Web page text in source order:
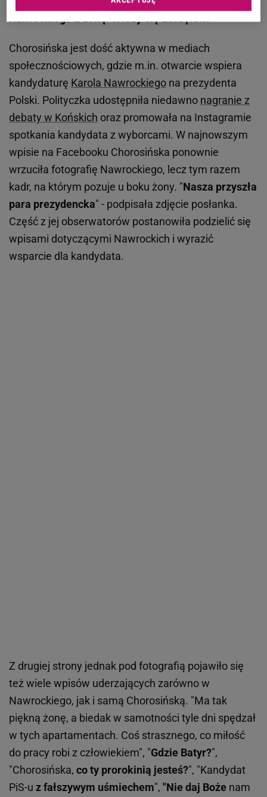
Nawrockiego z żoną. Wtedy się zaczęło...
Chorosińska jest dość aktywna w mediach
społecznościowych, gdzie m.in. otwarcie wspiera
kandydaturę Karola Nawrockiego na prezydenta
Polski. Polityczka udostępniła niedawno nagranie z
debaty w Końskich oraz promowała na Instagramie
spotkania kandydata z wyborcami. W najnowszym
wpisie na Facebooku Chorosińska ponownie
wrzuciła fotografię Nawrockiego, lecz tym razem
kadr, na którym pozuje u boku żony. "Nasza przyszła
para prezydencka" - podpisała zdjęcie posłanka.
Część z jej obserwatorów postanowiła podzielić się
wpisami dotyczącymi Nawrockich i wyrazić
wsparcie dla kandydata.
Z drugiej strony jednak pod fotografią pojawiło się
też wiele wpisów uderzających zarówno w
Nawrockiego, jak i samą Chorosińską. "Ma tak
piękną żonę, a biedak w samotności tyle dni spędzał
w tych apartamentach. Coś strasznego, co miłość
do pracy robi z człowiekiem", "Gdzie Batyr?",
"Chorosińska, co ty prorokinią jesteś?", "Kandydat
PiS-u z fałszywym uśmiechem", "Nie daj Boże nam